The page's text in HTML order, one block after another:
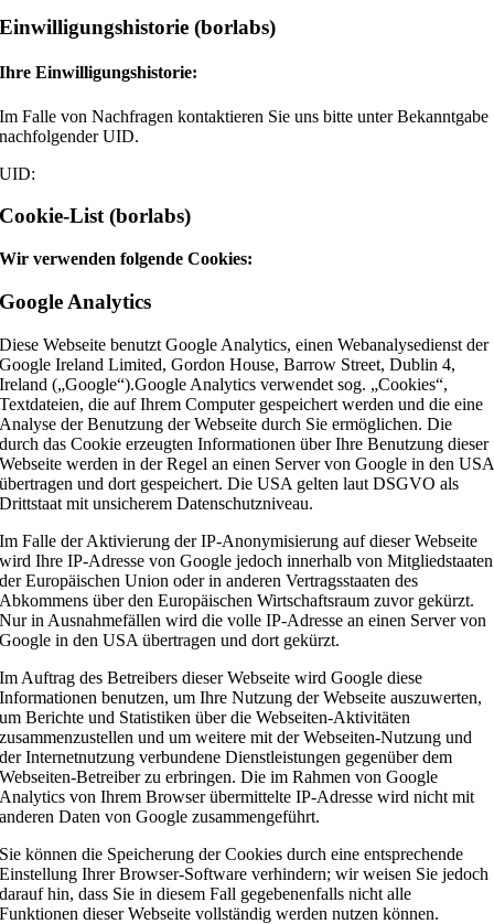
Einwilligungshistorie (borlabs)
Ihre Einwilligungshistorie:
Im Falle von Nachfragen kontaktieren Sie uns bitte unter Bekanntgabe
nachfolgender UID.
UID:
Cookie-List (borlabs)
Wir verwenden folgende Cookies:
Google Analytics
Diese Webseite benutzt Google Analytics, einen Webanalysedienst der
Google Ireland Limited, Gordon House, Barrow Street, Dublin 4,
Ireland („Google“).Google Analytics verwendet sog. „Cookies“,
Textdateien, die auf Ihrem Computer gespeichert werden und die eine
Analyse der Benutzung der Webseite durch Sie ermöglichen. Die
durch das Cookie erzeugten Informationen über Ihre Benutzung dieser
Webseite werden in der Regel an einen Server von Google in den USA
übertragen und dort gespeichert. Die USA gelten laut DSGVO als
Drittstaat mit unsicherem Datenschutzniveau.
Im Falle der Aktivierung der IP-Anonymisierung auf dieser Webseite
wird Ihre IP-Adresse von Google jedoch innerhalb von Mitgliedstaaten
der Europäischen Union oder in anderen Vertragsstaaten des
Abkommens über den Europäischen Wirtschaftsraum zuvor gekürzt.
Nur in Ausnahmefällen wird die volle IP-Adresse an einen Server von
Google in den USA übertragen und dort gekürzt.
Im Auftrag des Betreibers dieser Webseite wird Google diese
Informationen benutzen, um Ihre Nutzung der Webseite auszuwerten,
um Berichte und Statistiken über die Webseiten-Aktivitäten
zusammenzustellen und um weitere mit der Webseiten-Nutzung und
der Internetnutzung verbundene Dienstleistungen gegenüber dem
Webseiten-Betreiber zu erbringen. Die im Rahmen von Google
Analytics von Ihrem Browser übermittelte IP-Adresse wird nicht mit
anderen Daten von Google zusammengeführt.
Sie können die Speicherung der Cookies durch eine entsprechende
Einstellung Ihrer Browser-Software verhindern; wir weisen Sie jedoch
darauf hin, dass Sie in diesem Fall gegebenenfalls nicht alle
Funktionen dieser Webseite vollständig werden nutzen können.